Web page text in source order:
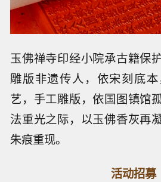
玉佛禅寺印经小院承古籍保
雕版非遗传人，依宋刻底
艺，手工雕版，依国图镇馆
法重光之际，以玉佛香灰再
朱痕重现。
活动招募